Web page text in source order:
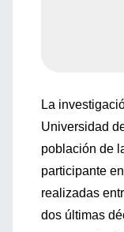
La
Universidad
población de
participante
realizadas
dos últimas